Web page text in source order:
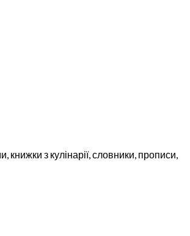
книжки з кулінарії, словники, прописи,